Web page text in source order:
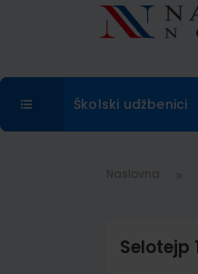
Školski udžbenici
Naslovna
Selotejp